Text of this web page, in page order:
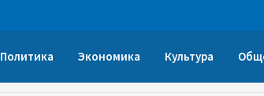
Политика Экономика Культура